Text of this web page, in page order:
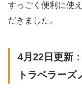
すっごく便利に使
だきました。
4月22日更新
トラベラーズ